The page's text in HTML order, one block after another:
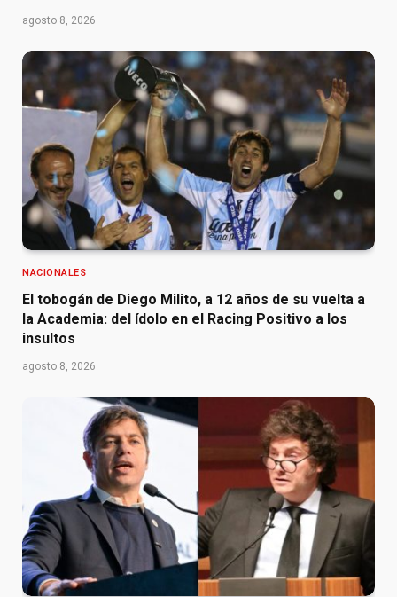
agosto 8, 2026
NACIONALES
El tobogán de Diego Milito, a 12 años de su vuelta a
la Academia: del ídolo en el Racing Positivo a los
insultos
agosto 8, 2026